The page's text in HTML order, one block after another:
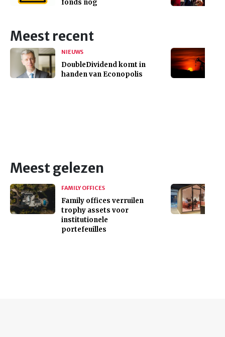
fonds nog
Meest recent
NIEUWS
DoubleDividend komt in
handen van Econopolis
Meest gelezen
FAMILY OFFICES
Family offices verruilen
trophy assets voor
institutionele
portefeuilles